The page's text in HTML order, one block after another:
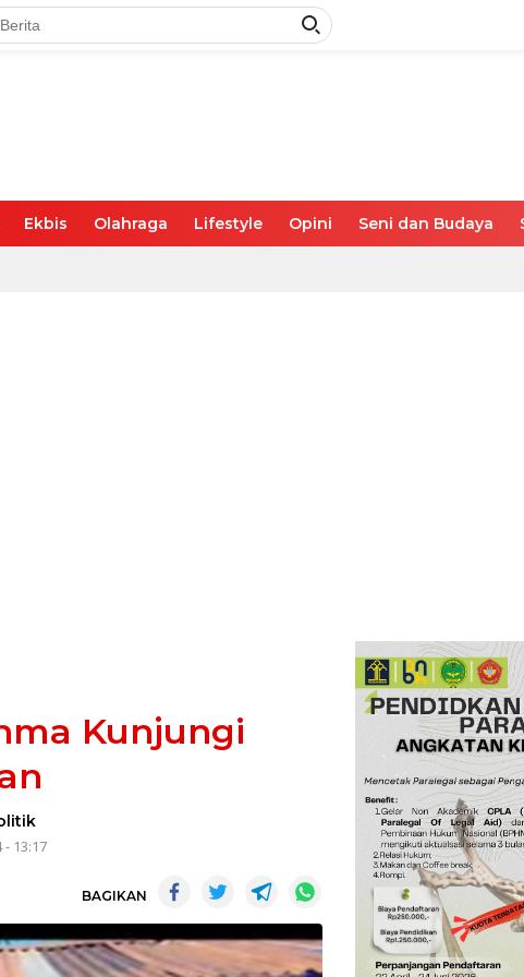
Ekbis Olahraga Lifestyle Opini Seni dan Budaya
Kunjungi
13:17
BAGIKAN